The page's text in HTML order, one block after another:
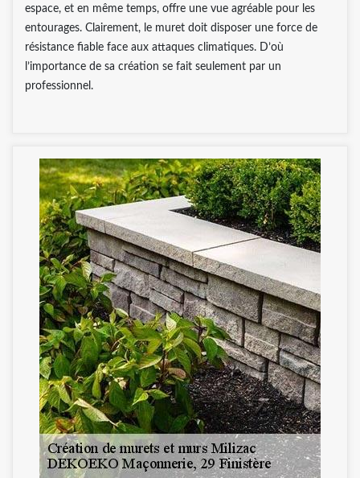
espace, et en même temps, offre une vue agréable pour les
entourages. Clairement, le muret doit disposer une force de
résistance fiable face aux attaques climatiques. D’où
l’importance de sa création se fait seulement par un
professionnel.